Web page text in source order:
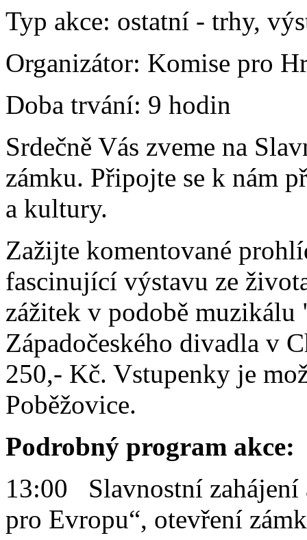
Typ akce: ostatní - trhy,
Organizátor: Komise pro
Doba trvání: 9 hodin
Srdečně Vás zveme na
zámku. Připojte se k nám
a kultury.
Zažijte komentované
fascinující výstavu ze
zážitek v podobě
Západočeského divadla v
250,- Kč. Vstupenky je
Poběžovice.
Podrobný program akce:
13:00 Slavnostní
pro Evropu“, otevření